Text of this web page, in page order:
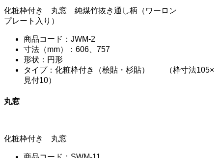
化粧枠付き 丸窓 純煤竹抜き通し柄（ワーロン
プレート入り）
商品コード：JWM-2
寸法（mm）：606、757
形状：円形
タイプ：化粧枠付き（桧貼・杉貼） （枠寸法105×
見付10）
丸窓
化粧枠付き 丸窓